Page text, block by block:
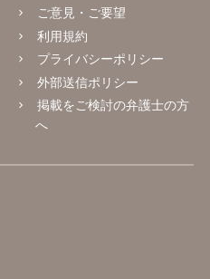
ご意見・ご要望
利用規約
プライバシーポリシー
外部送信ポリシー
掲載をご検討の弁護士の方
へ